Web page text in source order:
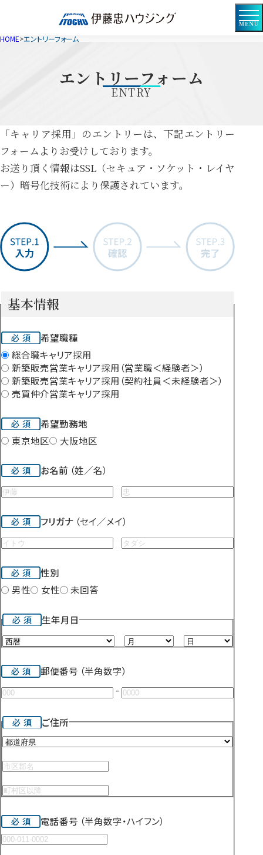
伊
藤
ハ
ウ
ン
グ
HOME エントリーフォーム
エントリーフォーム
ENTRY
「キャリア採用」のエントリーは、下記エントリー
フォームよりお受けしております。
お送り頂く情報はSSL（セキュア・ソケット・レイヤ
ー）暗号化技術により保護されています。
ス
テ
ッ
1
力
基本情報
希望職種
総合職キャリア採用
新築販売営業キャリア採用（営業職＜経験者＞）
新築販売営業キャリア採用（契約社員＜未経験者＞）
売買仲介営業キャリア採用
希望勤務地
東京地区
大阪地区
お名前 （姓／名）
フリガナ （セイ／メイ）
性別
男性
女性 未回答
生年月日
月
日
郵便番号 （半角数字）
-
ご住所
電話番号 （半角数字・ハイフン）